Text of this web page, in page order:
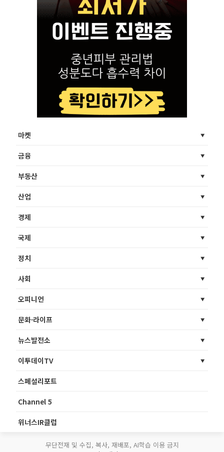
마켓
금융
부동산
산업
경제
국제
정치
사회
오피니언
문화·라이프
뉴스발전소
이투데이TV
스페셜리포트
Channel 5
위너스IR클럽
무단전재 및 수집, 복사, 재배포, AI학습 이용 금지